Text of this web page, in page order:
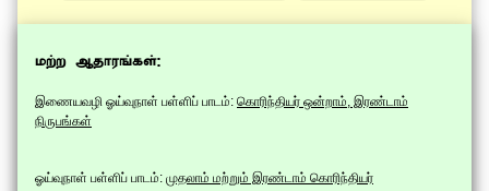
kw;w Mjhuq;fs;:
இணையவழி ஓய்வுநாள் பள்ளிப் பாடம்: கொரிந்தியர் ஒன்றாம், இரண்டாம்
நிருபங்கள்
ஓய்வுநாள் பள்ளிப் பாடம்: முதலாம் மற்றும் இரண்டாம் கொரிந்தியர்